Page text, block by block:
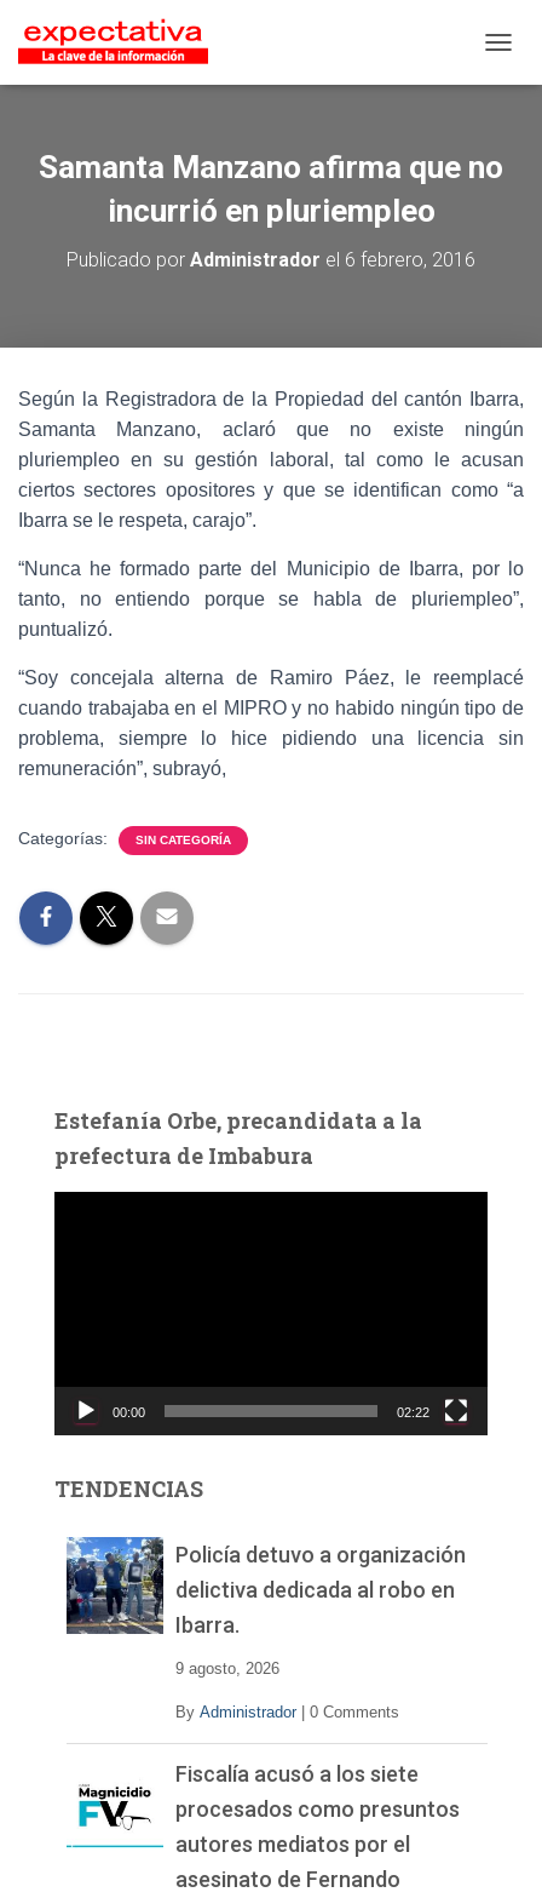
Samanta Manzano afirma que no
incurrió en pluriempleo
Publicado por Administrador el 6 febrero, 2016
Según la Registradora de la Propiedad del cantón Ibarra,
Samanta Manzano, aclaró que no existe ningún
pluriempleo en su gestión laboral, tal como le acusan
ciertos sectores opositores y que se identifican como “a
Ibarra se le respeta, carajo”.
“Nunca he formado parte del Municipio de Ibarra, por lo
tanto, no entiendo porque se habla de pluriempleo”,
puntualizó.
“Soy concejala alterna de Ramiro Páez, le reemplacé
cuando trabajaba en el MIPRO y no habido ningún tipo de
problema, siempre lo hice pidiendo una licencia sin
remuneración”, subrayó,
Categorías: SIN CATEGORÍA
Estefanía Orbe, precandidata a la
prefectura de Imbabura
c
d
00:00 02:22
TENDENCIAS
Policía detuvo a organización
delictiva dedicada al robo en
Ibarra.
9 agosto, 2026
By Administrador 0 Comments
Fiscalía acusó a los siete
procesados como presuntos
autores mediatos por el
asesinato de Fernando